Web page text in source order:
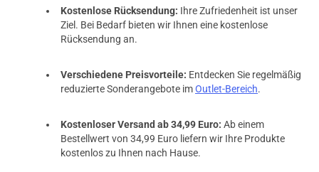
Kostenlose Rücksendung: Ihre Zufriedenheit ist unser
Ziel. Bei Bedarf bieten wir Ihnen eine kostenlose
Rücksendung an.
Verschiedene Preisvorteile: Entdecken Sie regelmäßig
reduzierte Sonderangebote imOutlet-Bereich.
Kostenloser Versand ab 34,99 Euro: Ab einem
Bestellwert von 34,99 Euro liefern wir Ihre Produkte
kostenlos zu Ihnen nach Hause.